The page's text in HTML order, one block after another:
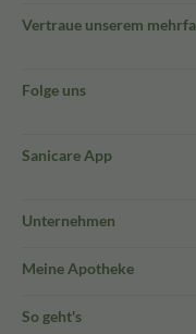
Vertraue unserem
Folge uns
Sanicare App
Unternehmen
Meine Apotheke
So geht's